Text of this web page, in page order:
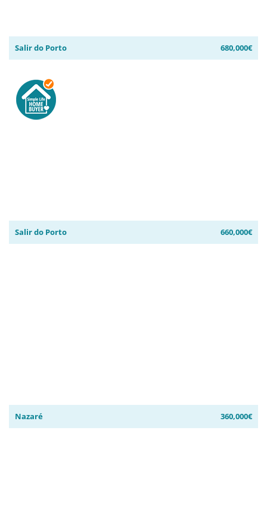
Salir do Porto 680,000€
Salir do Porto 660,000€
Nazaré 360,000€